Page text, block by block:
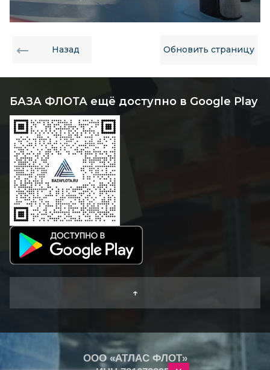
Назад Обновить страницу
БАЗА ФЛОТА ещё доступно в Google Play
↑
ООО «АТЛАС ФЛОТ»